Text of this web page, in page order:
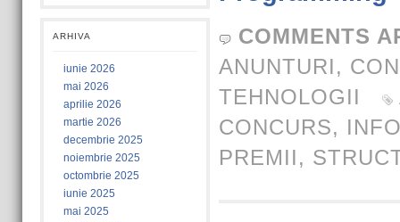
ARHIVA
iunie 2026
mai 2026
aprilie 2026
martie 2026
decembrie 2025
noiembrie 2025
octombrie 2025
iunie 2025
mai 2025
COMMENTS
ANUNTURI,
TEHNOLOGII
CONCURS,
PREMII,